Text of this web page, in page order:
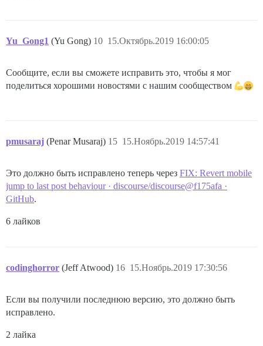
Yu_Gong1 (Yu Gong) 15.Октябрь.2019 16:00:05
10
Сообщите, если вы сможете исправить это, чтобы я мог
поделиться хорошими новостями с нашим сообществом
pmusaraj (Penar Musaraj) 15.Ноябрь.2019 14:57:41
15
Это должно быть исправлено теперь через FIX: Revert mobile
jump to last post behaviour · discourse/discourse@f175afa ·
GitHub.
6 лайков
codinghorror (Jeff Atwood) 15.Ноябрь.2019 17:30:56
16
Если вы получили последнюю версию, это должно быть
исправлено.
2 лайка